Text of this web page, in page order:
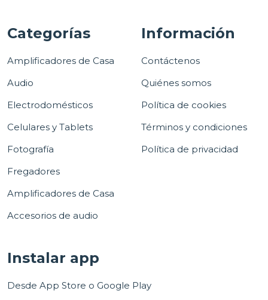
Categorías
Amplificadores de Casa
Audio
Electrodomésticos
Celulares y Tablets
Fotografía
Fregadores
Amplificadores de Casa
Accesorios de audio
Información
Contáctenos
Quiénes somos
Política de cookies
Términos y condiciones
Política de privacidad
Instalar app
Desde App Store o Google Play